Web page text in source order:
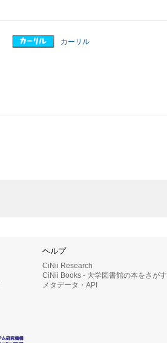
カーリル
ヘルプ
CiNii Research
CiNii Books - 大学図書館の本をさがす
メタデータ・API